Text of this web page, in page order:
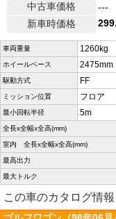
中古車価格
---
新車時価格
車両重量 1260kg
ホイールベース 2475mm
駆動方式 FF
ミッション位置 フロア
最小回転半径 5m
全長x全幅x全高(mm)
室内 全長x全幅x全高(mm)
最高出力
最大トルク
この車のカタログ情